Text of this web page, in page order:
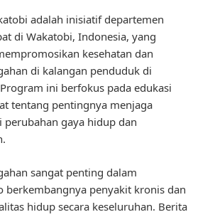
adalah inisiatif departemen
di Wakatobi, Indonesia, yang
kesehatan dan
di kalangan penduduk di
ini berfokus pada edukasi
tentang pentingnya menjaga
perubahan gaya hidup dan
sangat penting dalam
berkembangnya penyakit kronis dan
hidup secara keseluruhan. Berita